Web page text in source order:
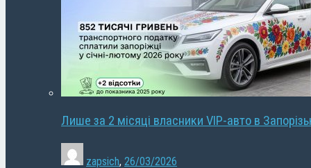
Лише за 2 місяці власники VIP-авто в
zapsich, 26/03/2026